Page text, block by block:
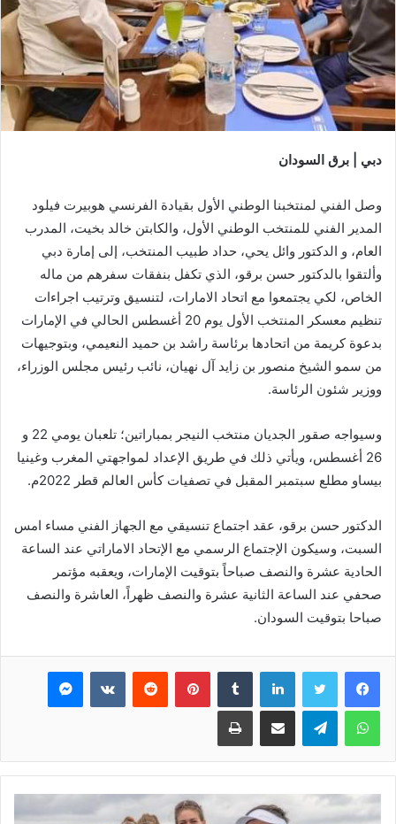
دبي | برق السودان
وصل الفني لمنتخبنا الوطني الأول بقيادة الفرنسي هوبيرت فيلود
المدير الفني للمنتخب الوطني الأول، والكابتن خالد بخيت، المدرب
العام، و الدكتور وائل يحي، حداد طبيب المنتخب، إلى إمارة دبي
وألتقوا بالدكتور حسن برقو، الذي تكفل بنفقات سفرهم من ماله
الخاص، لكي يجتمعوا مع اتحاد الامارات، لتنسيق وترتيب اجراءات
تنظيم معسكر المنتخب الأول يوم 20 أغسطس الحالي في الإمارات
بدعوة كريمة من اتحادها برئاسة راشد بن حميد النعيمي، وبتوجيهات
من سمو الشيخ منصور بن زايد آل نهيان، نائب رئيس مجلس الوزراء،
ووزير شئون الرئاسة.
وسيواجه صقور الجديان منتخب النيجر بمباراتين؛ تلعبان يومي 22 و
26 أغسطس، ويأتي ذلك في طريق الإعداد لمواجهتي المغرب وغينيا
بيساو مطلع سبتمبر المقبل في تصفيات كأس العالم قطر 2022م.
الدكتور حسن برقو، عقد اجتماع تنسيقي مع الجهاز الفني مساء امس
السبت، وسيكون الإجتماع الرسمي مع الإتحاد الاماراتي عند الساعة
الحادية عشرة والنصف صباحاً بتوقيت الإمارات، ويعقبه مؤتمر
صحفي عند الساعة الثانية عشرة والنصف ظهراً، العاشرة والنصف
صباحا بتوقيت السودان.
فيسبوك تويتر لينكدإن بينتيريست ماسنجر
واتساب تيلقرام مشاركة عبر البريد طباعة